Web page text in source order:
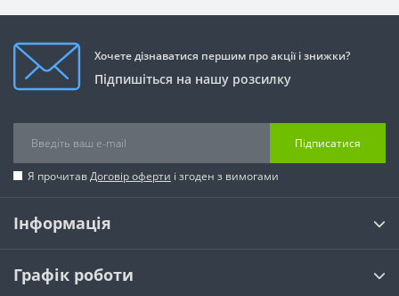
Хочете дізнаватися першим про акції і знижки?
Підпишіться на нашу розсилку
Підписатися
Я прочитавДоговір оферти і згоден з вимогами
Інформація
Графік роботи